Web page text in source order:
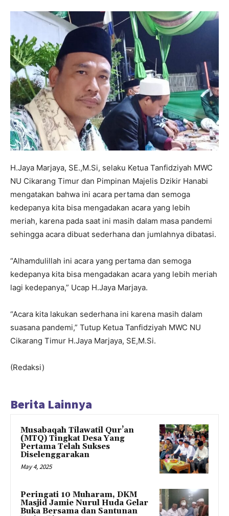
H.Jaya Marjaya, SE.,M.Si, selaku Ketua Tanfidziyah MWC
NU Cikarang Timur dan Pimpinan Majelis Dzikir Hanabi
mengatakan bahwa ini acara pertama dan semoga
kedepanya kita bisa mengadakan acara yang lebih
meriah, karena pada saat ini masih dalam masa pandemi
sehingga acara dibuat sederhana dan jumlahnya dibatasi.
“Alhamdulillah ini acara yang pertama dan semoga
kedepanya kita bisa mengadakan acara yang lebih meriah
lagi kedepanya,” Ucap H.Jaya Marjaya.
“Acara kita lakukan sederhana ini karena masih dalam
suasana pandemi,” Tutup Ketua Tanfidziyah MWC NU
Cikarang Timur H.Jaya Marjaya, SE,M.Si.
(Redaksi)
Berita Lainnya
Musabaqah Tilawatil Qur’an
(MTQ) Tingkat Desa Yang
Pertama Telah Sukses
Diselenggarakan
May 4, 2025
Peringati 10 Muharam, DKM
Masjid Jamie Nurul Huda Gelar
Buka Bersama dan Santunan